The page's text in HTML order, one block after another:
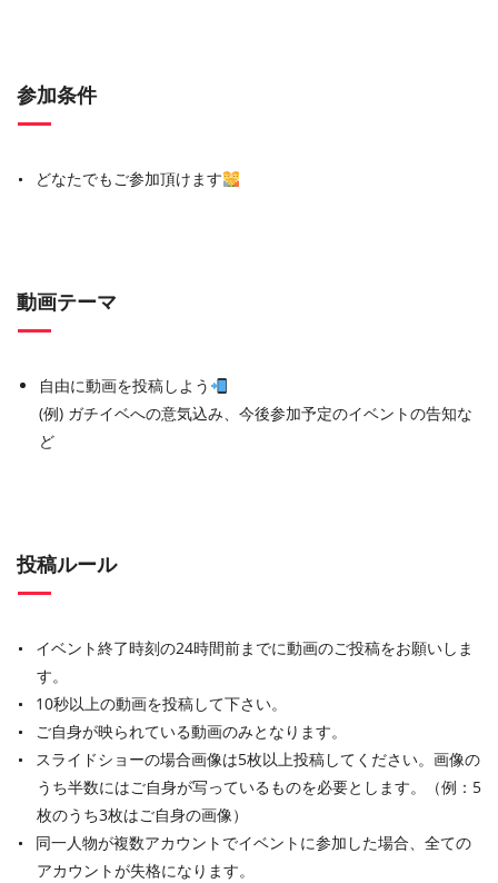
参加条件
どなたでもご参加頂けます
動画テーマ
自由に動画を投稿しよう
(例) ガチイベへの意気込み、今後参加予定のイベントの告知な
ど
投稿ルール
イベント終了時刻の24時間前までに動画のご投稿をお願いしま
す。
10秒以上の動画を投稿して下さい。
ご自身が映られている動画のみとなります。
スライドショーの場合画像は5枚以上投稿してください。画像の
うち半数にはご自身が写っているものを必要とします。（例：5
枚のうち3枚はご自身の画像）
同一人物が複数アカウントでイベントに参加した場合、全ての
アカウントが失格になります。